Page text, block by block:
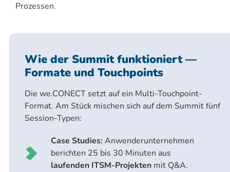
Prozessen.
Wie der Summit funktioniert —
Formate und Touchpoints
Die we.CONECT setzt auf ein Multi-Touchpoint-
Format. Am Stück mischen sich auf dem Summit fünf
Session-Typen:
Case Studies:Anwenderunternehmen
berichten 25 bis 30 Minuten aus
laufenden ITSM-Projekten mit Q&A.